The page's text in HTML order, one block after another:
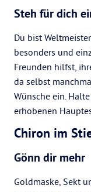
Steh für dich
Du bist
besonders und
Freunden hilfst,
da selbst
Wünsche ein.
erhobenen
Chiron im
Gönn dir mehr
Goldmaske, Sekt